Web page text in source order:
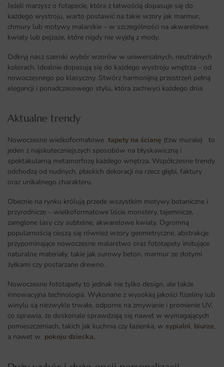
Jeżeli marzysz o fotapecie, która z łatwością dopasuje się do
każdego wystroju, warto postawić na takie wzory jak marmur,
chmury lub motywy malarskie – w szczególności na akwarelowe
kwiaty lub pejzaże, które nigdy nie wyjdą z mody.
Odkryj nasz szeroki wybór wzorów w uniwersalnych, neutralnych
kolorach. Idealnie dopasują się do każdego wystroju wnętrza – od
nowoczesnego po klasyczny. Stwórz harmonijną przestrzeń pełną
elegancji i ponadczasowego stylu, która zachwyci każdego dnia
Aktualne trendy​
Nowoczesne wielkoformatowe tapety na ścianę (tzw murale) to
jeden z najskuteczniejszych sposobów na błyskawiczną i
spektakularną metamorfozę każdego wnętrza. Współczesne trendy
odchodzą od nudnych, płaskich dekoracji na rzecz głębi, faktury
oraz unikalnego charakteru.
Obecnie na rynku królują przede wszystkim motywy botaniczne i
przyrodnicze – wielkoformatowe liście monstery, tajemnicze,
zamglone lasy czy subtelne, akwarelowe kwiaty. Ogromną
popularnością cieszą się również wzory geometryczne, abstrakcje
przypominające nowoczesne malarstwo oraz fototapety imitujące
naturalne materiały, takie jak surowy beton, marmur ze złotymi
żyłkami czy postarzane drewno.
Nowoczesne fototapety to jednak nie tylko design, ale także
innowacyjna technologia. Wykonane z wysokiej jakości flizeliny lub
winylu są niezwykle trwałe, odporne na zmywanie i promienie UV,
co sprawia, że doskonale sprawdzają się nawet w wymagających
pomieszczeniach, takich jak kuchnia czy łazienka, w sypialni, biurze,
a nawet w pokoju dziecka,